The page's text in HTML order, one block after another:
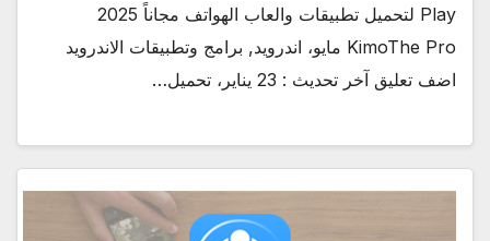
Play لتحميل تطبيقات والعاب الهواتف مجاناً 2025
KimoThe Pro مايو، اندرويد, برامج وتطبيقات الاندرويد
اضف تعليق آخر تحديث : 23 يناير، تحميل…